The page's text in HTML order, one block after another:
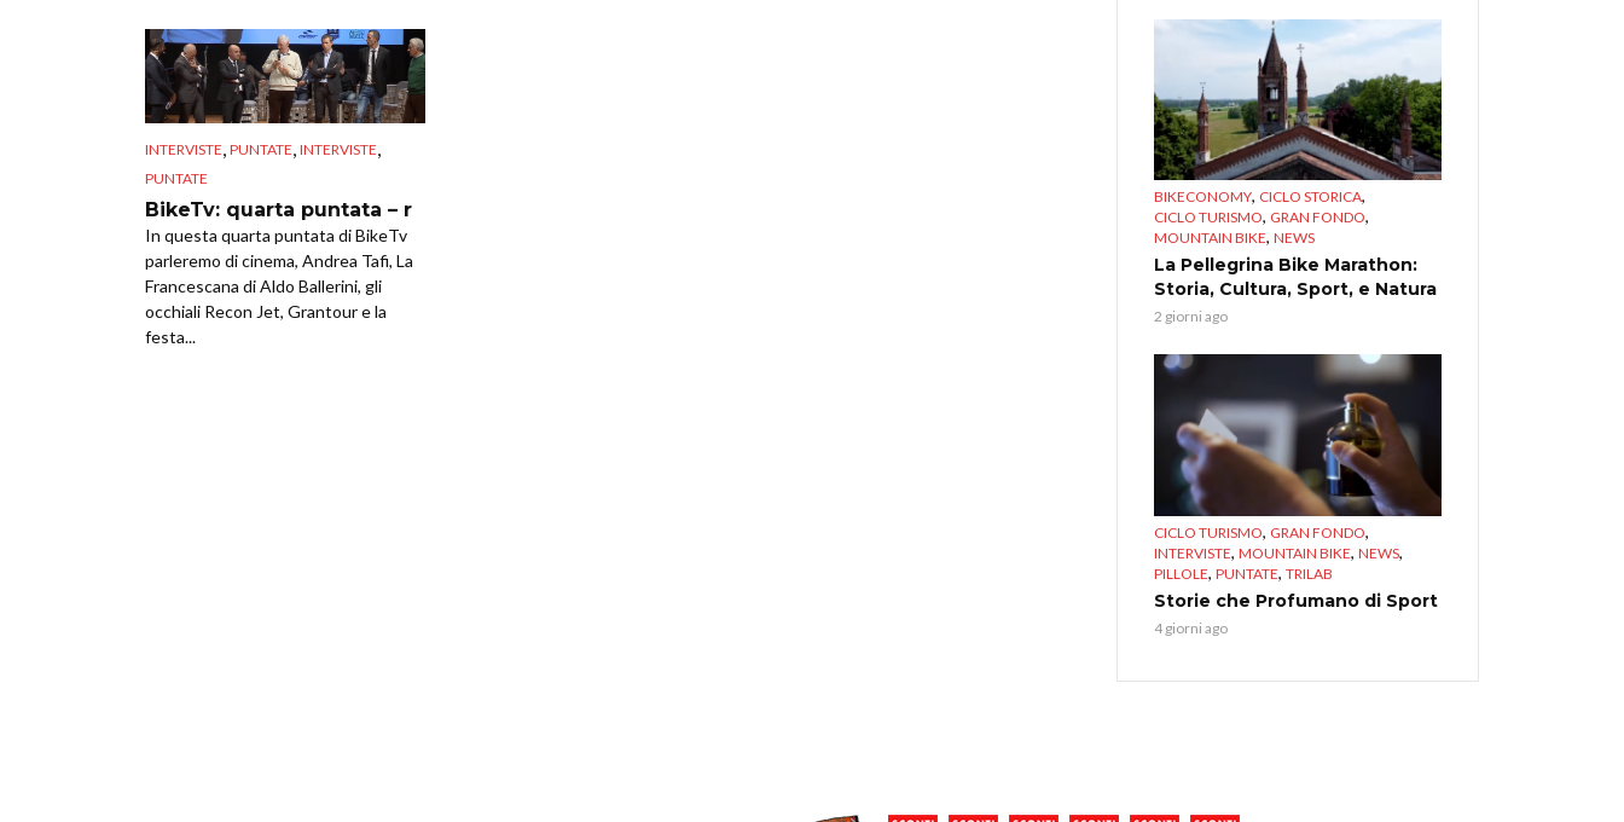
INTERVISTE PUNTATE INTERVISTE
PUNTATE
BikeTv: quarta puntata – r
In questa quarta puntata di BikeTv
parleremo di cinema, Andrea Tafi, La
Francescana di Aldo Ballerini, gli
occhiali Recon Jet, Grantour e la
festa...
BIKECONOMY, CICLO STORICA,
CICLO TURISMO, GRAN FONDO,
MOUNTAIN BIKE, NEWS
La Pellegrina Bike Marathon:
Storia, Cultura, Sport, e Natura
2 giorni ago
CICLO TURISMO, GRAN FONDO,
INTERVISTE, MOUNTAIN BIKE, NEWS,
PILLOLE, PUNTATE, TRILAB
Storie che Profumano di Sport
4 giorni ago